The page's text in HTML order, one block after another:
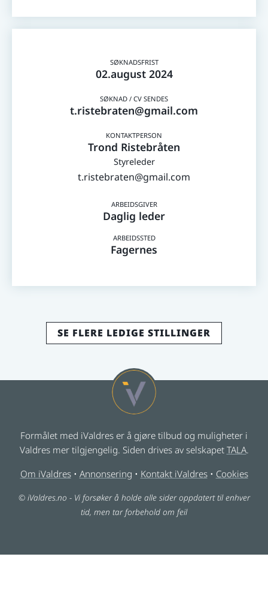
02.august 2024
t.ristebraten@gmail.com
Trond Ristebråten
Styreleder
t.ristebraten@gmail.com
Daglig leder
Fagernes
SE FLERE LEDIGE STILLINGER
Formålet med iValdres er å gjøre tilbud og muligheter i
Valdres mer tilgjengelig. Siden drives av selskapet TALA.
Om iValdres• Annonsering • Kontakt iValdres• Cookies
© iValdres.no - Vi forsøker å holde alle sider oppdatert til enhver
tid, men tar forbehold om feil